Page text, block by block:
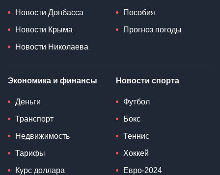
Новости Донбасса
Новости Крыма
Новости Николаева
Пособия
Прогноз погоды
Экономика и финансы
Деньги
Транспорт
Недвижимость
Тарифы
Курс доллара
Новости спорта
Футбол
Бокс
Теннис
Хоккей
Евро-2024